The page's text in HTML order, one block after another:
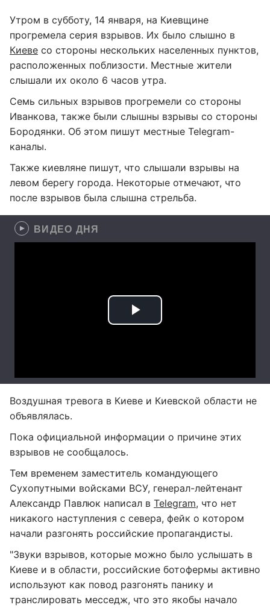
Утром в субботу, 14 января, на Киевщине
прогремела серия взрывов. Их было слышно в
Киеве со стороны нескольких населенных пунктов,
расположенных поблизости. Местные жители
слышали их около 6 часов утра.
Семь сильных взрывов прогремели со стороны
Иванкова, также были слышны взрывы со стороны
Бородянки. Об этом пишут местные Telegram-
каналы.
Также киевляне пишут, что слышали взрывы на
левом берегу города. Некоторые отмечают, что
после взрывов была слышна стрельба.
ВИДЕО ДНЯ
Воздушная тревога в Киеве и Киевской области не
объявлялась.
Пока официальной информации о причине этих
взрывов не сообщалось.
Тем временем заместитель командующего
Сухопутными войсками ВСУ, генерал-лейтенант
Александр Павлюк написал в Telegram, что нет
никакого наступления с севера, фейк о котором
начали разгонять российские пропагандисты.
"Звуки взрывов, которые можно было услышать в
Киеве и в области, российские ботофермы активно
используют как повод разгонять панику и
транслировать месседж, что это якобы начало